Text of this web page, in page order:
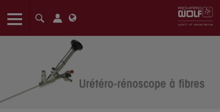
The language setting of your browser is set to English. Do you